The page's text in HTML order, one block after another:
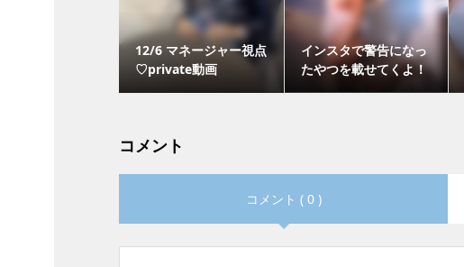
12/6 マネージャー視点
♡private動画
インスタで警告になっ
たやつを載せてくよ！
コメント
コメント ( 0 )